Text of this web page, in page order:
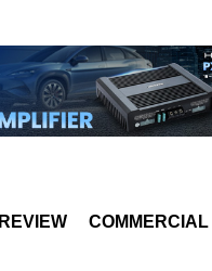
REVIEW COMMERCIAL